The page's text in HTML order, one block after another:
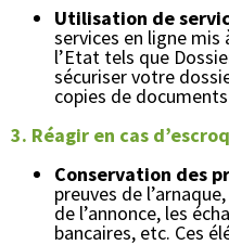
Utilisation de
services en ligne
l’Etat tels que
sécuriser votre
copies de
3. Réagir en cas
Conservation des
preuves de
de l’annonce, les
bancaires, etc. Ces